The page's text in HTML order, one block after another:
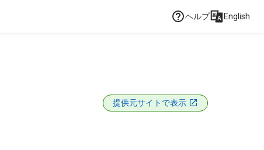
ヘルプ English
提供元サイトで表示